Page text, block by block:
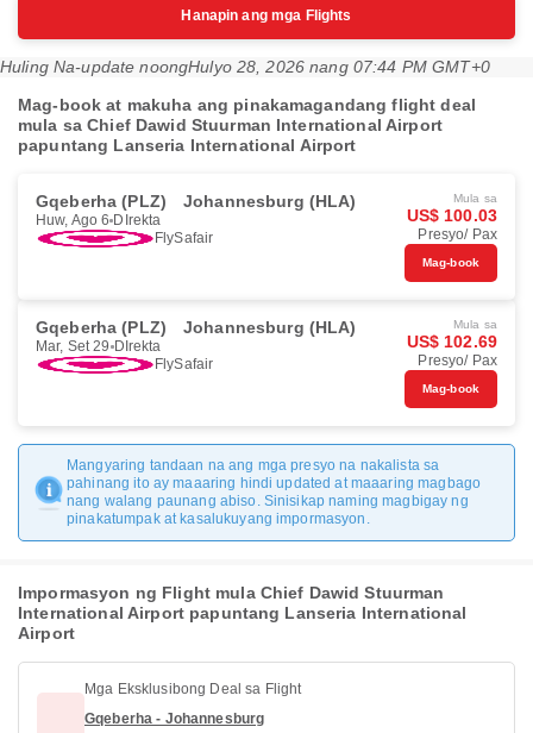
Hanapin ang mga Flights
Huling Na-update noongHulyo 28, 2026 nang 07:44 PM GMT+0
Mag-book at makuha ang pinakamagandang flight deal
mula sa Chief Dawid Stuurman International Airport
papuntang Lanseria International Airport
Gqeberha (PLZ) Johannesburg (HLA)
Huw, Ago 6 DIrekta
FlySafair
Mula sa
US$ 100.03
Presyo/ Pax
Mag-book
Gqeberha (PLZ) Johannesburg (HLA)
Mar, Set 29 DIrekta
FlySafair
Mula sa
US$ 102.69
Presyo/ Pax
Mag-book
Mangyaring tandaan na ang mga presyo na nakalista sa
pahinang ito ay maaaring hindi updated at maaaring magbago
nang walang paunang abiso. Sinisikap naming magbigay ng
pinakatumpak at kasalukuyang impormasyon.
Impormasyon ng Flight mula Chief Dawid Stuurman
International Airport papuntang Lanseria International
Airport
Mga Eksklusibong Deal sa Flight
Gqeberha - Johannesburg